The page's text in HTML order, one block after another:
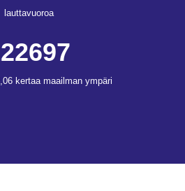
lauttavuoroa
kertaa maailman ympäri